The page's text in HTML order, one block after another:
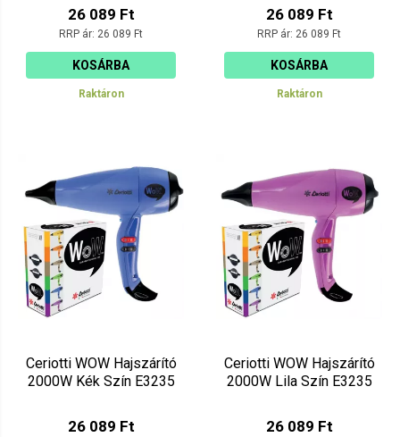
26 089 Ft
RRP ár: 26 089 Ft
KOSÁRBA
Raktáron
26 089 Ft
RRP ár: 26 089 Ft
KOSÁRBA
Raktáron
Ceriotti WOW Hajszárító
2000W Kék Szín E3235
26 089 Ft
Ceriotti WOW Hajszárító
2000W Lila Szín E3235
26 089 Ft